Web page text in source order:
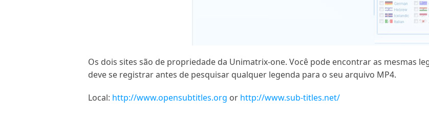
Os dois sites são de propriedade da Unimatrix-one. Você pode encontrar as mesmas
deve se registrar antes de pesquisar qualquer legenda para o seu arquivo MP4.
Local: http://www.opensubtitles.org or http://www.sub-titles.net/